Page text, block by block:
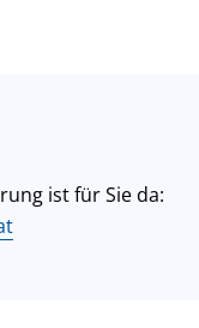
ist für Sie da: